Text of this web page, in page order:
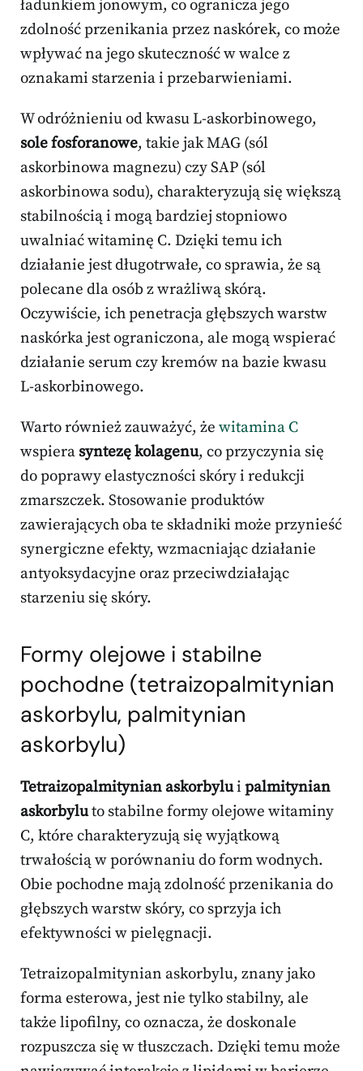
ładunkiem jonowym, co ogranicza jego
zdolność przenikania przez naskórek, co może
wpływać na jego skuteczność w walce z
oznakami starzenia i przebarwieniami.
W odróżnieniu od kwasu L-askorbinowego,
sole fosforanowe, takie jak MAG (sól
askorbinowa magnezu) czy SAP (sól
askorbinowa sodu), charakteryzują się większą
stabilnością i mogą bardziej stopniowo
uwalniać witaminę C. Dzięki temu ich
działanie jest długotrwałe, co sprawia, że są
polecane dla osób z wrażliwą skórą.
Oczywiście, ich penetracja głębszych warstw
naskórka jest ograniczona, ale mogą wspierać
działanie serum czy kremów na bazie kwasu
L-askorbinowego.
Warto również zauważyć, że witamina C
wspiera syntezę kolagenu, co przyczynia się
do poprawy elastyczności skóry i redukcji
zmarszczek. Stosowanie produktów
zawierających oba te składniki może przynieść
synergiczne efekty, wzmacniając działanie
antyoksydacyjne oraz przeciwdziałając
starzeniu się skóry.
Formy olejowe i stabilne
pochodne (tetraizopalmitynian
askorbylu, palmitynian
askorbylu)
Tetraizopalmitynian askorbylui palmitynian
askorbyluto stabilne formy olejowe witaminy
C, które charakteryzują się wyjątkową
trwałością w porównaniu do form wodnych.
Obie pochodne mają zdolność przenikania do
głębszych warstw skóry, co sprzyja ich
efektywności w pielęgnacji.
Tetraizopalmitynian askorbylu, znany jako
forma esterowa, jest nie tylko stabilny, ale
także lipofilny, co oznacza, że doskonale
rozpuszcza się w tłuszczach. Dzięki temu może